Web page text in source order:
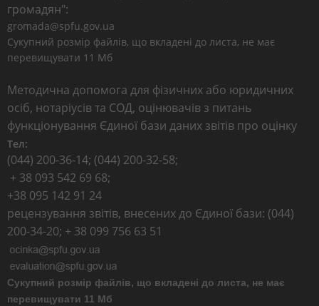
громадян":
gromada@spfu.gov.ua
Сукупний розмір файлів, що вкладені до листа, не має
перевищувати 11 Мб
Методична допомога для фізичних або юридичних
осіб, нотаріусів та СОД, оцінювачів з питань
функціонування Єдиної бази даних звітів про оцінку
Тел:
(044) 200-36-14; (044) 200-32-58;
+ 38 093 542 69 68;
+38 095 142 91 24
рецензування звітів, внесених до Єдиної бази: (044)
200-34-20; + 38 099 756 63 51
Сукупний розмір файлів, що вкладені до листа, не має
перевищувати 11 Мб